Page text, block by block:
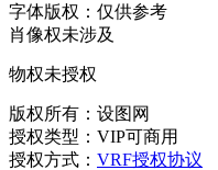
字体版权：仅供参考
肖像权未涉及
物权未授权
版权所有：设图网
授权类型：VIP可商用
授权方式： VRF授权协议